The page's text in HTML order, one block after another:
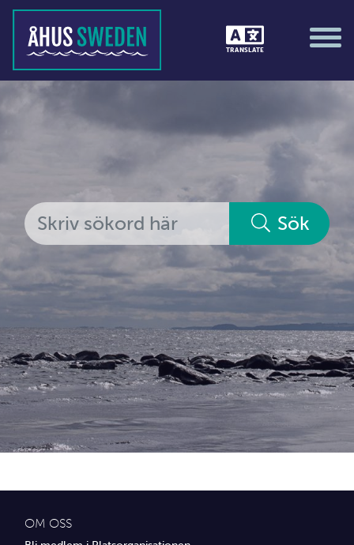
TRANSLATE
Tävlingar &amp; matcher
Alla medlemmar
Ekonomi &amp; juridik
Hantverkare
Hus &amp; hem
Ideella föreningar
Idrottsföreningar
Media
Transport
Övrig service
Sök
OM OSS